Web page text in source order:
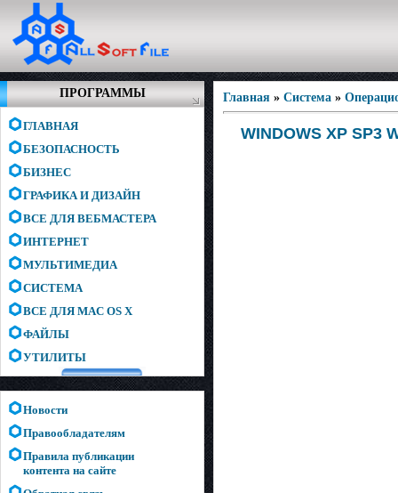
ПРОГРАММЫ
ГЛАВНАЯ
БЕЗОПАСНОСТЬ
БИЗНЕС
ГРАФИКА И ДИЗАЙН
ВСЕ ДЛЯ ВЕБМАСТЕРА
ИНТЕРНЕТ
МУЛЬТИМЕДИА
СИСТЕМА
ВСЕ ДЛЯ MAC OS X
ФАЙЛЫ
УТИЛИТЫ
Новости
Правообладателям
Правила публикации
контента на сайте
Главная » Система »
WINDOWS XP SP3